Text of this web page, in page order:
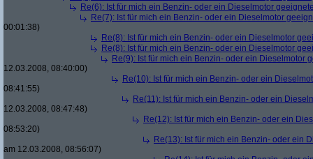
Re(6): Ist für mich ein Benzin- oder ein Dieselmotor
Re(7): Ist für mich ein Benzin- oder ein Dieselmotor
00:01:38)
Re(8): Ist für mich ein Benzin- oder ein Dieselmotor
Re(8): Ist für mich ein Benzin- oder ein Dieselmotor
Re(9): Ist für mich ein Benzin- oder ein Dieselmotor
12.03.2008, 08:40:00)
Re(10): Ist für mich ein Benzin- oder ein
08:41:55)
Re(11): Ist für mich ein Benzin- oder ein
12.03.2008, 08:47:48)
Re(12): Ist für mich ein Benzin- oder ein
08:53:20)
Re(13): Ist für mich ein Benzin- oder ein
am 12.03.2008, 08:56:07)